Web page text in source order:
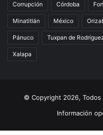
Corrupción Córdoba
Minatitlán México
Pánuco Tuxpan de
Xalapa
© Copyright 2026,
Información